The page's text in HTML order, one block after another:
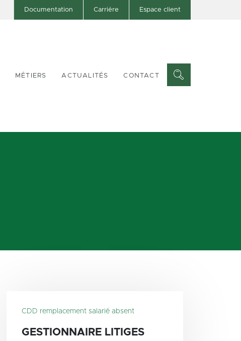
Documentation Carriére Espace client
MÉTIERS ACTUALITÉS CONTACT
CDD remplacement salarié absent
GESTIONNAIRE LITIGES